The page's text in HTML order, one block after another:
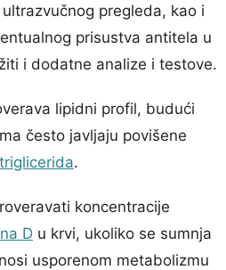
pregleda, kao i
prisustva antitela u
i dodatne analize i testove.
lipidni profil, budući
često javljaju povišene
triglicerida.
koncentracije
D u krvi, ukoliko se sumnja
usporenom metabolizmu